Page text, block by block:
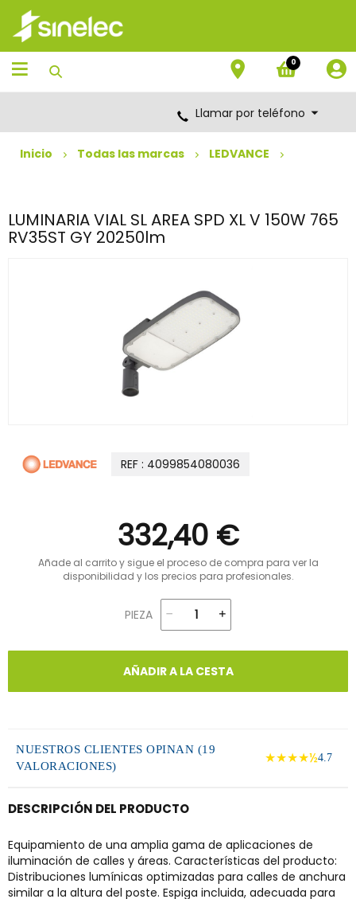
Saltar
contenido
Saltar
menú
de
navegación
0
Llamar por teléfono
Inicio Todas las marcas LEDVANCE
LUMINARIA VIAL SL AREA SPD XL V 150W 765
RV35ST GY 20250lm
REF : 4099854080036
332,40 €
Añade al carrito y sigue el proceso de compra para ver la
disponibilidad y los precios para profesionales.
PIEZA
AÑADIR A LA CESTA
NUESTROS CLIENTES OPINAN (19
VALORACIONES)
★★★★½4.7
DESCRIPCIÓN DEL PRODUCTO
Equipamiento de una amplia gama de aplicaciones de
iluminación de calles y áreas. Características del producto:
Distribuciones lumínicas optimizadas para calles de anchura
similar a la altura del poste. Espiga incluida, adecuada para